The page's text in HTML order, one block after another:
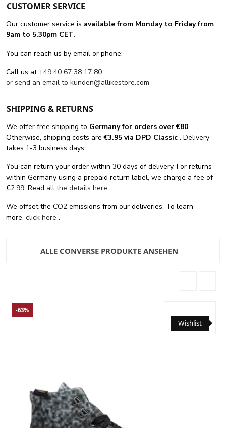
CUSTOMER SERVICE
Our customer service is available from Monday to Friday from
9am to 5.30pm CET.
You can reach us by email or phone:
Call us at+49 40 67 38 17 80
or send an email to kunden@allikestore.com
SHIPPING & RETURNS
We offer free shipping to Germany for orders over €80 .
Otherwise, shipping costs are€3.95 via DPD Classic . Delivery
takes 1-3 business days.
You can return your order within 30 days of delivery. For returns
within Germany using a prepaid return label, we charge a fee of
€2.99. Read all the details here .
We offset the CO2 emissions from our deliveries. To learn
more, click here .
ALLE CONVERSE PRODUKTE ANSEHEN
Wishlist
-63%